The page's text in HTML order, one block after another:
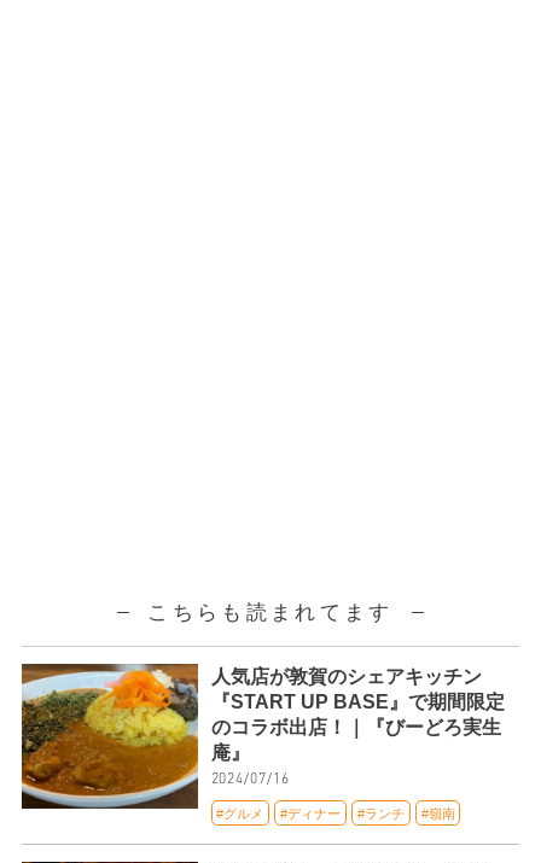
こちらも読まれてます
人気店が敦賀のシェアキッチン
『START UP BASE』で期間限定
のコラボ出店！｜『びーどろ実生
庵』
2024/07/16
#グルメ #ディナー #ランチ #嶺南